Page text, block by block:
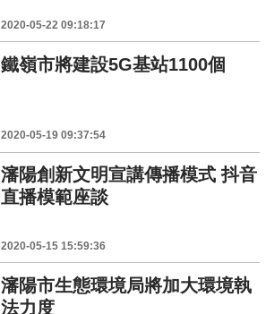
2020-05-22 09:18:17
鐵嶺市將建設5G基站1100個
2020-05-19 09:37:54
瀋陽創新文明宣講傳播模式 抖音
直播模範座談
2020-05-15 15:59:36
瀋陽市生態環境局將加大環境執
法力度